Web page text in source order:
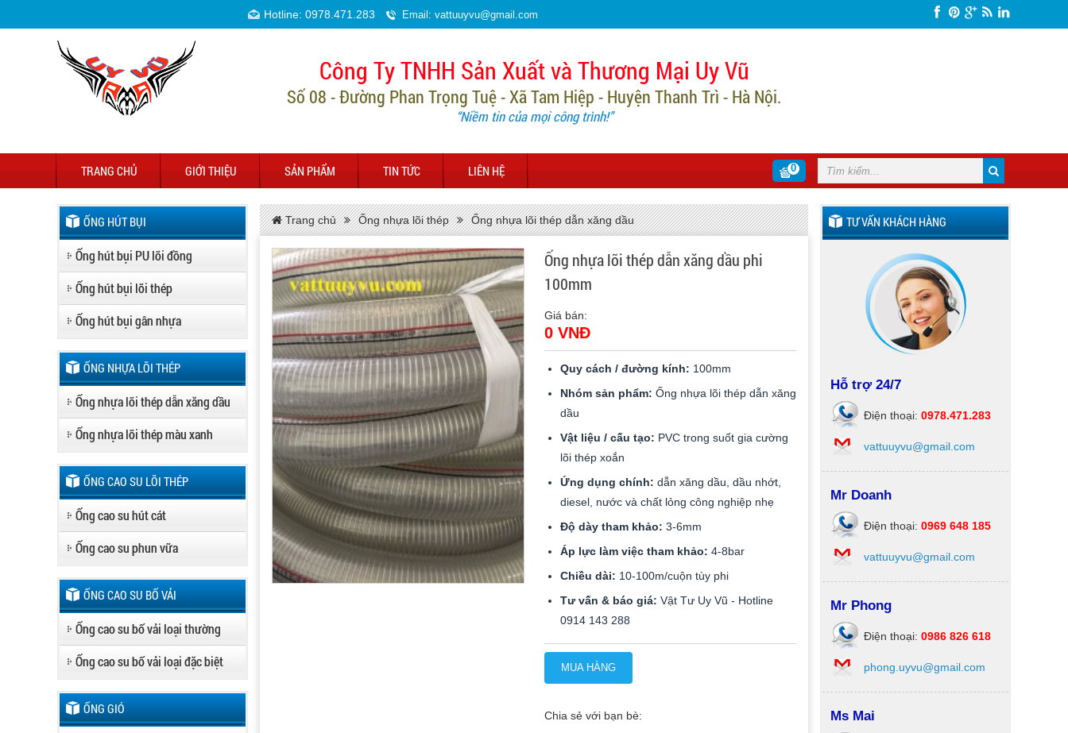
Hotline: 0978.471.283 Email: vattuuyvu@gmail.com
Công Ty TNHH Sản Xuất và Thương Mại Uy Vũ
Số 08 - Đường Phan Trọng Tuệ - Xã Tam Hiệp - Huyện Thanh Trì - Hà Nội.
“Niềm tin của mọi công trình!”
TRANG CHỦ GIỚI THIỆU SẢN PHẨM TIN TỨC LIÊN HỆ 0
ỐNG HÚT BỤI
Ống hút bụi PU lõi đồng
Ống hút bụi lõi thép
Ống hút bụi gân nhựa
ỐNG NHỰA LÕI THÉP
Ống nhựa lõi thép dẫn xăng dầu
Ống nhựa lõi thép màu xanh
ỐNG CAO SU LÕI THÉP
Ống cao su hút cát
Ống cao su phun vữa
ỐNG CAO SU BỐ VẢI
Ống cao su bố vải loại thường
Ống cao su bố vải loại đặc biệt
ỐNG GIÓ
Trang chủ Ống nhựa lõi thép Ống nhựa lõi thép dẫn xăng dầu
Ống nhựa lõi thép dẫn xăng dầu phi
100mm
Giá bán:
0 VNĐ
Quy cách / đường kính: 100mm
Nhóm sản phẩm: Ống nhựa lõi thép dẫn xăng
dầu
Vật liệu / cấu tạo: PVC trong suốt gia cường
lõi thép xoắn
Ứng dụng chính: dẫn xăng dầu, dầu nhớt,
diesel, nước và chất lỏng công nghiệp nhẹ
Độ dày tham khảo: 3-6mm
Áp lực làm việc tham khảo: 4-8bar
Chiều dài: 10-100m/cuộn tùy phi
Tư vấn & báo giá: Vật Tư Uy Vũ - Hotline
0914 143 288
MUA HÀNG
Chia sẻ với bạn bè:
TƯ VẤN KHÁCH HÀNG
Hỗ trợ 24/7
Điện thoại: 0978.471.283
vattuuyvu@gmail.com
Mr Doanh
Điện thoại: 0969 648 185
vattuuyvu@gmail.com
Mr Phong
Điện thoại: 0986 826 618
phong.uyvu@gmail.com
Ms Mai